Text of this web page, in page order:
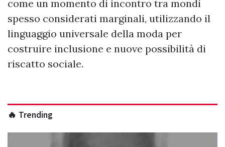
come un momento di incontro tra mondi
spesso considerati marginali, utilizzando il
linguaggio universale della moda per
costruire inclusione e nuove possibilità di
riscatto sociale.
🔥 Trending